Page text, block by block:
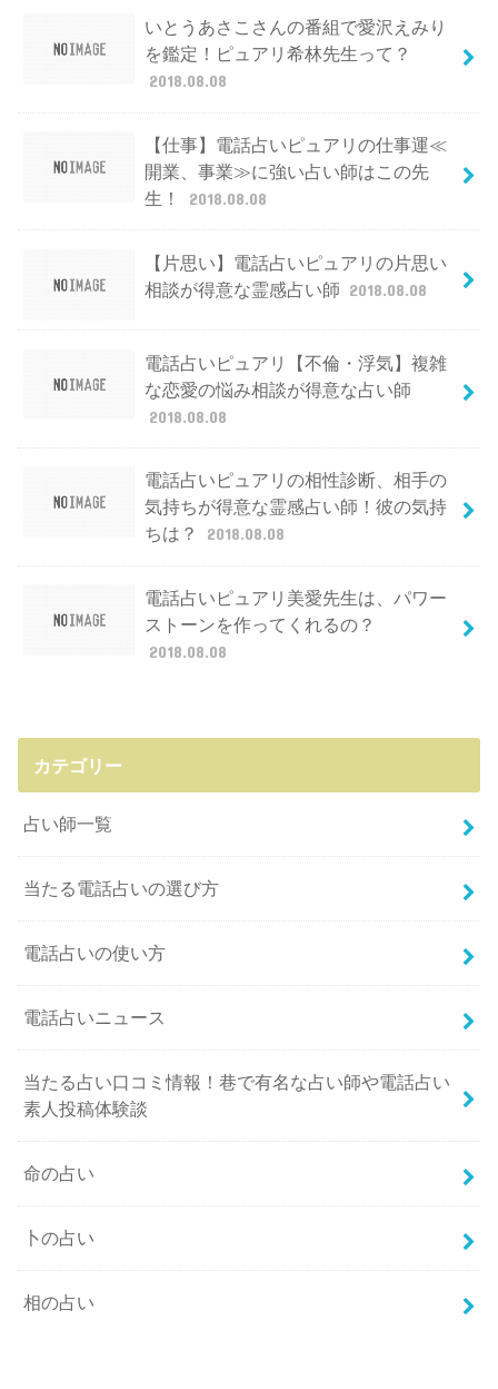
いとうあさこさんの番組で愛沢えみり
を鑑定！ピュアリ希林先生って？
2018.08.08
【仕事】電話占いピュアリの仕事運≪
開業、事業≫に強い占い師はこの先
生！
2018.08.08
【片思い】電話占いピュアリの片思い
相談が得意な霊感占い師 2018.08.08
電話占いピュアリ【不倫・浮気】複雑
な恋愛の悩み相談が得意な占い師
2018.08.08
電話占いピュアリの相性診断、相手の
気持ちが得意な霊感占い師！彼の気持
ちは？
2018.08.08
電話占いピュアリ美愛先生は、パワー
ストーンを作ってくれるの？
2018.08.08
カテゴリー
占い師一覧
当たる電話占いの選び方
電話占いの使い方
電話占いニュース
当たる占い口コミ情報！巷で有名な占い師や電話占い
素人投稿体験談
命の占い
卜の占い
相の占い